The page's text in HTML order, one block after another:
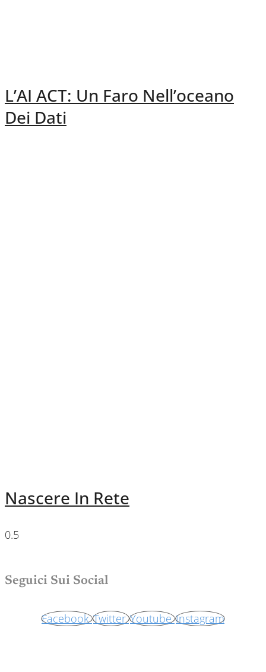
L’AI ACT: Un Faro Nell’oceano
Dei Dati
Nascere In Rete
Seguici Sui Social
Facebook Twitter Youtube Instagram